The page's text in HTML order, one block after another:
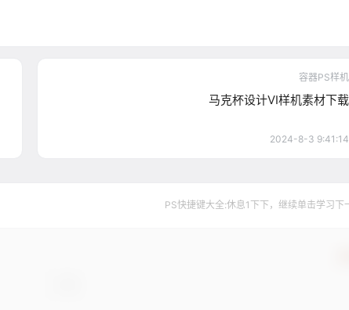
容器PS样机
马克杯设计VI样机素材下载
2024-8-3 9:41:14
PS快捷键大全:休息1下下，继续单击学习下